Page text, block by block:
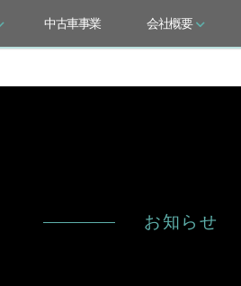
中古車事業 会社概要
お知らせ